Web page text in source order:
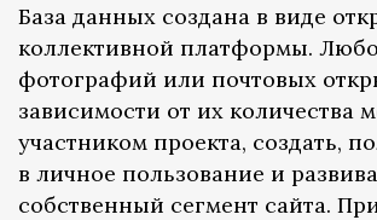
База данных создана в виде
коллективной платформы.
фотографий или почтовых
зависимости от их количества
участником проекта, создать,
в личное пользование и
собственный сегмент сайта.